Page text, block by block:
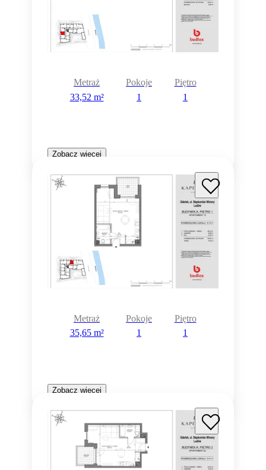
Metraż
33,52 m²
Pokoje
1
Piętro
1
Zobacz więcej
Metraż
35,65 m²
Pokoje
1
Piętro
1
Zobacz więcej